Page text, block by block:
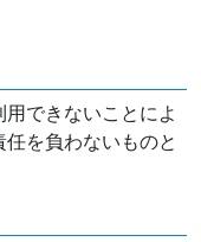
用できないことによ
を負わないものと